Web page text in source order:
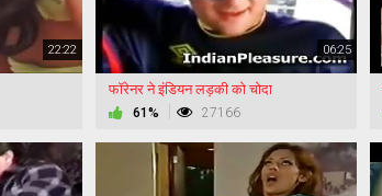
22:22 06:25
फॉरेनर ने इंडियन लड़की को चोदा
61% 27166